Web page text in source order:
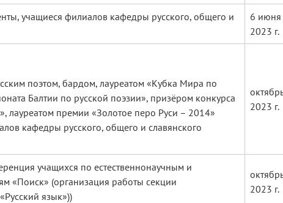
учащиеся филиалов кафедры русского, общего и
6 июня
2023 г.
поэтом, бардом, лауреатом «Кубка Мира по
Балтии по русской поэзии», призёром конкурса
лауреатом премии «Золотое перо Руси – 2014»
кафедры русского, общего и славянского
октябрь
2023 г.
учащихся по естественнонаучным и
«Поиск» (организация работы секции
язык»))
октябрь
2023 г.